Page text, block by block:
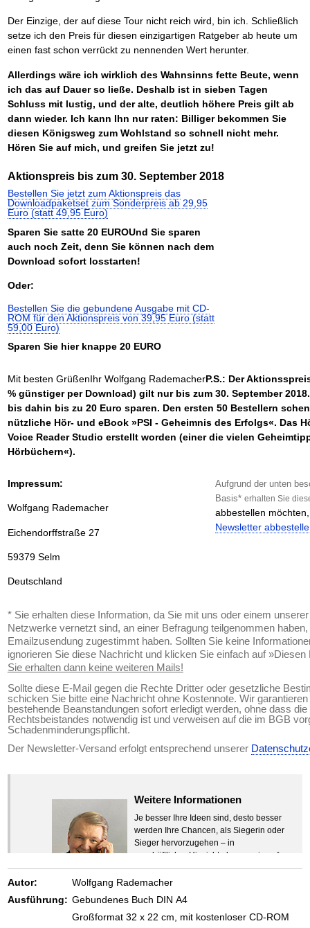
Der Einzige, der auf diese Tour nicht reich wird, bin ich. Schließlich
setze ich den Preis für diesen einzigartigen Ratgeber ab heute um
einen fast schon verrückt zu nennenden Wert herunter.
Allerdings wäre ich wirklich des Wahnsinns fette Beute, wenn
ich das auf Dauer so ließe. Deshalb ist in sieben Tagen
Schluss mit lustig, und der alte, deutlich höhere Preis gilt ab
dann wieder. Ich kann Ihn nur raten: Billiger bekommen Sie
diesen Königsweg zum Wohlstand so schnell nicht mehr.
Hören Sie auf mich, und greifen Sie jetzt zu!
Aktionspreis bis zum 30. September 2018
Bestellen Sie jetzt zum Aktionspreis das
Downloadpaketset zum Sonderpreis ab 29,95
Euro (statt 49,95 Euro)
Sparen Sie satte 20 EUROUnd Sie sparen
auch noch Zeit, denn Sie können nach dem
Download sofort losstarten!
Oder:
Bestellen Sie die gebundene Ausgabe mit CD-
ROM für den Aktionspreis von 39,95 Euro (statt
59,00 Euro)
Sparen Sie hier knappe 20 EURO
Mit besten GrüßenIhr Wolfgang RademacherP.S.: Der
% günstiger per Download) gilt nur bis zum 30. September
bis dahin bis zu 20 Euro sparen. Den ersten 50 Bestellern
nützliche Hör- und eBook »PSI - Geheimnis des Erfolgs«. Das
Voice Reader Studio erstellt worden (einer die vielen
Hörbüchern«).
Impressum:
Wolfgang Rademacher
Eichendorffstraße 27
59379 Selm
Deutschland
Aufgrund der unten
Basis* erhalten Sie
abbestellen
Newsletter
* Sie erhalten diese Information, da Sie mit uns oder einem
Netzwerke vernetzt sind, an einer Befragung teilgenommen
Emailzusendung zugestimmt haben. Sollten Sie keine
ignorieren Sie diese Nachricht und klicken Sie einfach auf
Sie erhalten dann keine weiteren Mails!
Sollte diese E-Mail gegen die Rechte Dritter oder gesetzliche
schicken Sie bitte eine Nachricht ohne Kostennote. Wir
bestehende Beanstandungen sofort erledigt werden, ohne dass
Rechtsbeistandes notwendig ist und verweisen auf die im BGB
Schadenminderungspflicht.
Der Newsletter-Versand erfolgt entsprechend unserer
Weitere Informationen
Je besser Ihre Ideen sind, desto besser
werden Ihre Chancen, als Siegerin oder
Sieger hervorzugehen – in
geschäftlicher Hinsicht ebenso wie auf
beruflichem oder privatem Gebiet. Denn
eins ist todsicher:
Zeigen Sie mit der Maus hierhin, um
Autor:
Wolfgang Rademacher
Ausführung: Gebundenes Buch DIN A4
Großformat 32 x 22 cm, mit kostenloser CD-ROM